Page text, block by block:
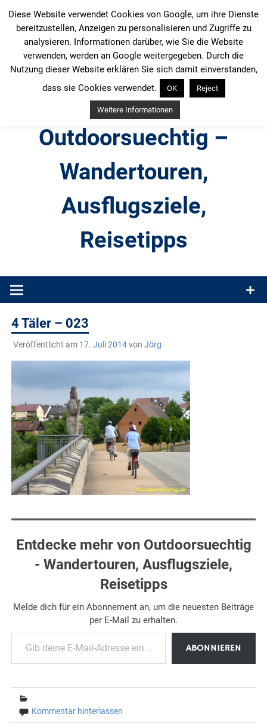
Inhalt
springen
Outdoorsuechtig –
Wandertouren,
Ausflugsziele,
Reisetipps
Produkttests und Buchrezensionen. Ein Blog für alle, die gern
4 Täler – 023
Veröffentlicht am 17. Juli 2014von Jörg
Entdecke mehr von Outdoorsuechtig
- Wandertouren, Ausflugsziele,
Reisetipps
Melde dich für ein Abonnement an, um die neuesten Beiträge
per E-Mail zu erhalten.
Gib deine E-Mail-Adresse ein ...
ABONNIEREN
Kommentar hinterlassen
Diese Website verwendet Cookies von Google, um ihre Dienste
bereitzustellen, Anzeigen zu personalisieren und Zugriffe zu
analysieren. Informationen darüber, wie Sie die Website
verwenden, werden an Google weitergegeben. Durch die
Nutzung dieser Website erklären Sie sich damit einverstanden,
dass sie Cookies verwendet.
OK Reject
Weitere Informationen